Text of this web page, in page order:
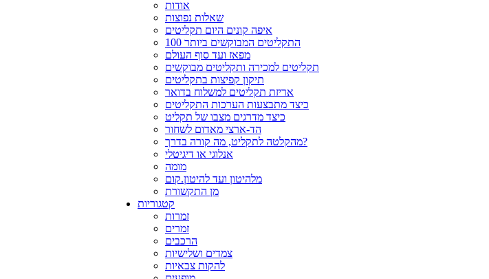
אודות
שאלות נפוצות
איפה קונים היום תקליטים
100 התקליטים המבוקשים ביותר
מפאז ועד סוף העולם
תקליטים למכירה ותקליטים מבוקשים
תיקון קפיצות בתקליטים
אריזת תקליטים למשלוח בדואר
כיצד מתבצעות הערכות התקליטים
כיצד מדרגים מצבו של תקליט
הד-ארצי מאדום לשחור
מהקלטה לתקליט, מה קורה בדרך?
אנלוגי או דיגיטלי
מומה
מלהיטון ועד להיטון.קום
מן התקשורת
קטגוריות
זמרות
זמרים
הרכבים
צמדים ושלישיות
להקות צבאיות